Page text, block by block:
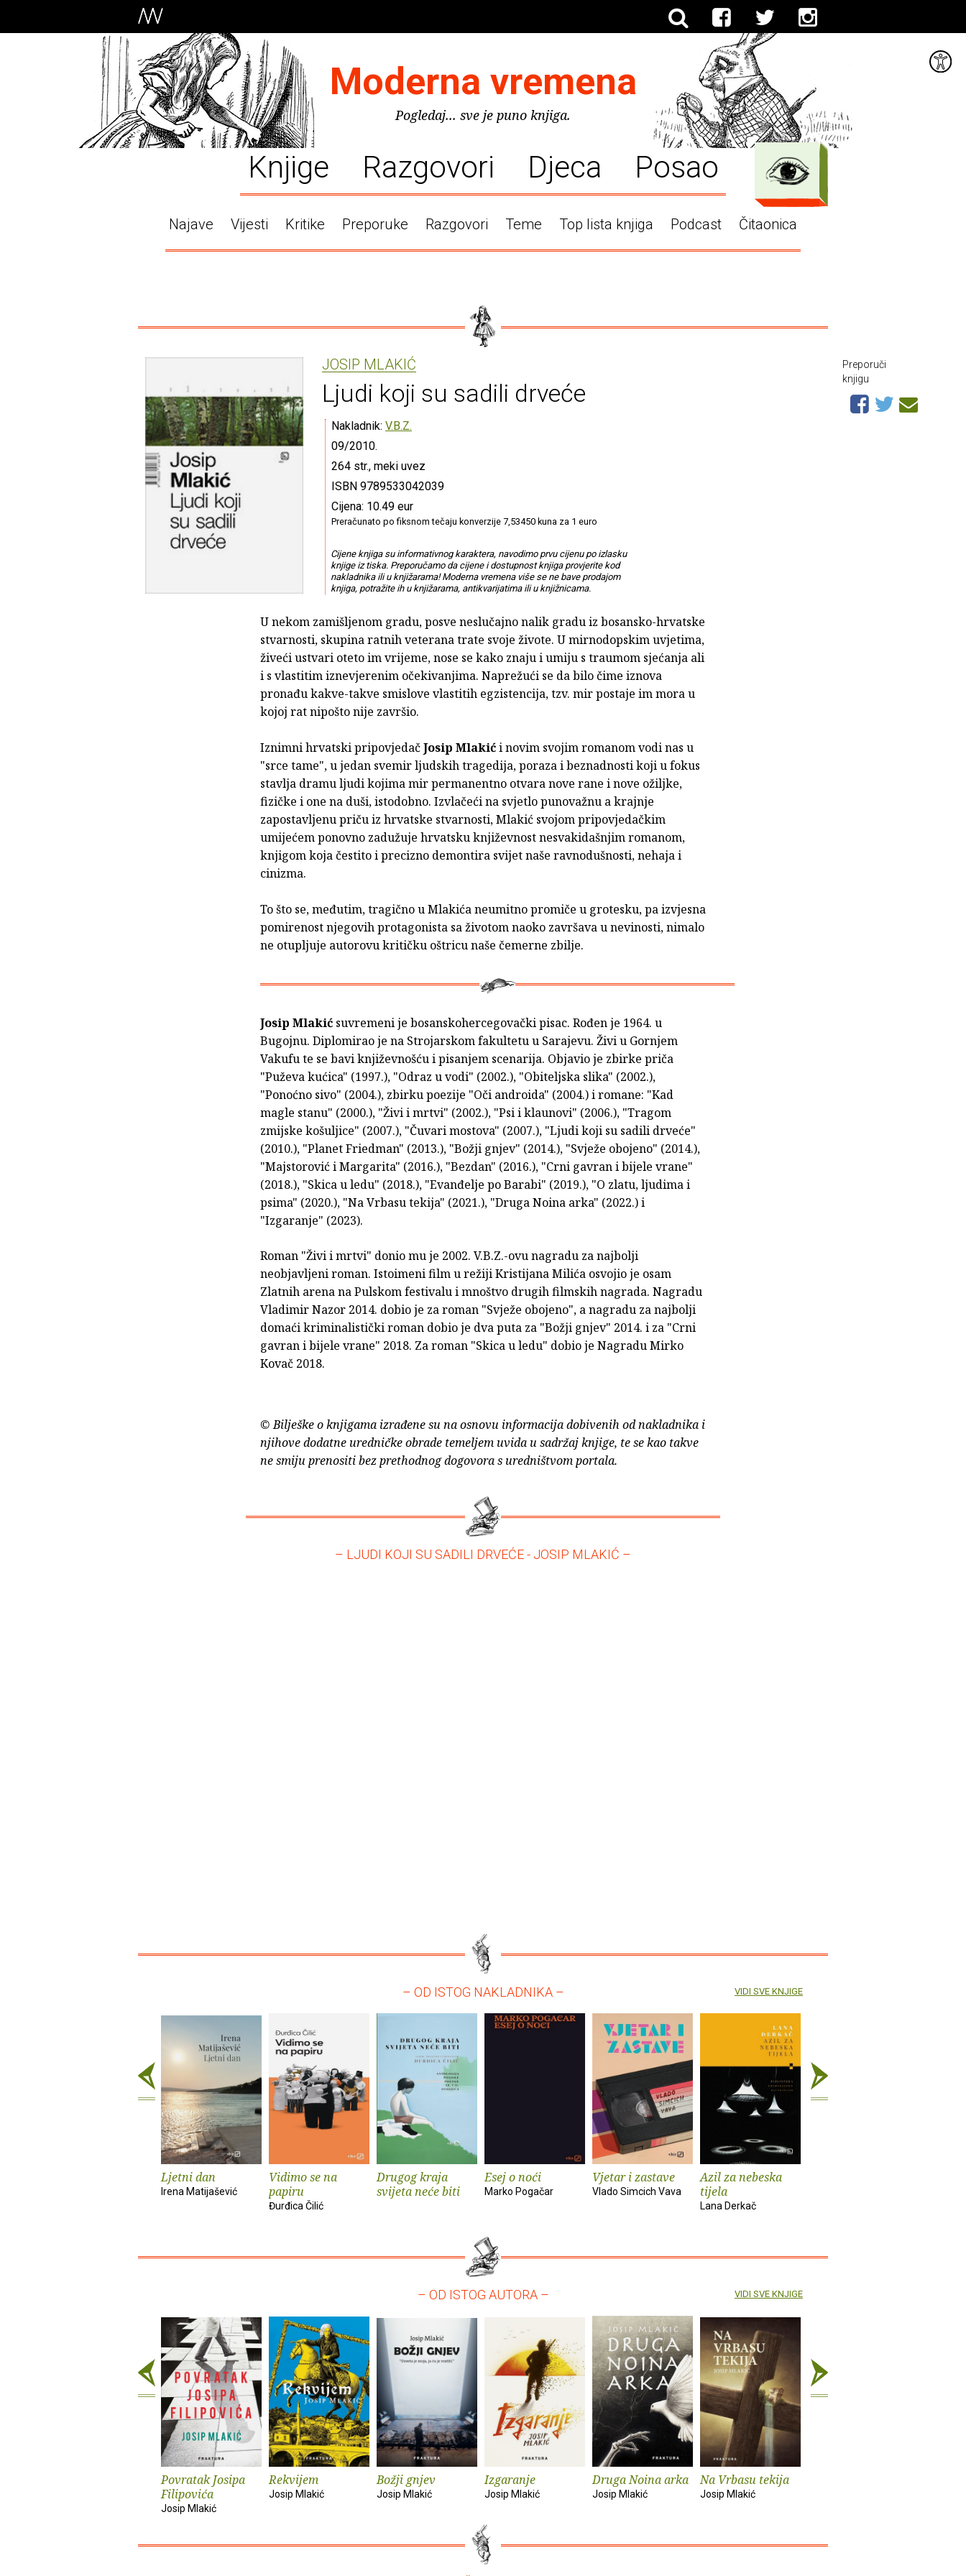
Moderna vremena
Pogledaj... sve je puno knjiga.
Knjige Razgovori Djeca Posao
Najave Vijesti Kritike Preporuke Razgovori Teme Top lista knjiga Podcast Čitaonica
JOSIP MLAKIĆ
Ljudi koji su sadili drveće
Nakladnik: V.B.Z.
09/2010.
264 str., meki uvez
ISBN 9789533042039
Cijena: 10.49 eur
Preračunato po fiksnom tečaju konverzije 7,53450 kuna za 1 euro
Cijene knjiga su informativnog karaktera, navodimo prvu cijenu po izlasku
knjige iz tiska. Preporučamo da cijene i dostupnost knjiga provjerite kod
nakladnika ili u knjižarama! Moderna vremena više se ne bave prodajom
knjiga, potražite ih u knjižarama, antikvarijatima ili u knjižnicama.
U nekom zamišljenom gradu, posve neslučajno nalik gradu iz bosansko-hrvatske
stvarnosti, skupina ratnih veterana trate svoje živote. U mirnodopskim uvjetima,
živeći ustvari oteto im vrijeme, nose se kako znaju i umiju s traumom sjećanja ali
i s vlastitim iznevjerenim očekivanjima. Naprežući se da bilo čime iznova
pronađu kakve-takve smislove vlastitih egzistencija, tzv. mir postaje im mora u
kojoj rat nipošto nije završio.
Iznimni hrvatski pripovjedačJosip Mlakići novim svojim romanom vodi nas u
"srce tame", u jedan svemir ljudskih tragedija, poraza i beznadnosti koji u fokus
stavlja dramu ljudi kojima mir permanentno otvara nove rane i nove ožiljke,
fizičke i one na duši, istodobno. Izvlačeći na svjetlo punovažnu a krajnje
zapostavljenu priču iz hrvatske stvarnosti, Mlakić svojom pripovjedačkim
umijećem ponovno zadužuje hrvatsku književnost nesvakidašnjim romanom,
knjigom koja čestito i precizno demontira svijet naše ravnodušnosti, nehaja i
cinizma.
To što se, međutim, tragično u Mlakića neumitno promiče u grotesku, pa izvjesna
pomirenost njegovih protagonista sa životom naoko završava u nevinosti, nimalo
ne otupljuje autorovu kritičku oštricu naše čemerne zbilje.
Josip Mlakić suvremeni je bosanskohercegovački pisac. Rođen je 1964. u
Bugojnu. Diplomirao je na Strojarskom fakultetu u Sarajevu. Živi u Gornjem
Vakufu te se bavi književnošću i pisanjem scenarija. Objavio je zbirke priča
"Puževa kućica" (1997.), "Odraz u vodi" (2002.), "Obiteljska slika" (2002.),
"Ponoćno sivo" (2004.), zbirku poezije "Oči androida" (2004.) i romane: "Kad
magle stanu" (2000.), "Živi i mrtvi" (2002.), "Psi i klaunovi" (2006.), "Tragom
zmijske košuljice" (2007.), "Čuvari mostova" (2007.), "Ljudi koji su sadili drveće"
(2010.), "Planet Friedman" (2013.), "Božji gnjev" (2014.), "Svježe obojeno" (2014.),
"Majstorović i Margarita" (2016.), "Bezdan" (2016.), "Crni gavran i bijele vrane"
(2018.), "Skica u ledu" (2018.), "Evanđelje po Barabi" (2019.), "O zlatu, ljudima i
psima" (2020.), "Na Vrbasu tekija" (2021.), "Druga Noina arka" (2022.) i
"Izgaranje" (2023).
Roman "Živi i mrtvi" donio mu je 2002. V.B.Z.-ovu nagradu za najbolji
neobjavljeni roman. Istoimeni film u režiji Kristijana Milića osvojio je osam
Zlatnih arena na Pulskom festivalu i mnoštvo drugih filmskih nagrada. Nagradu
Vladimir Nazor 2014. dobio je za roman "Svježe obojeno", a nagradu za najbolji
domaći kriminalistički roman dobio je dva puta za "Božji gnjev" 2014. i za "Crni
gavran i bijele vrane" 2018. Za roman "Skica u ledu" dobio je Nagradu Mirko
Kovač 2018.
© Bilješke o knjigama izrađene su na osnovu informacija dobivenih od nakladnika i
njihove dodatne uredničke obrade temeljem uvida u sadržaj knjige, te se kao takve
ne smiju prenositi bez prethodnog dogovora s uredništvom portala.
– LJUDI KOJI SU SADILI DRVEĆE - JOSIP MLAKIĆ –
Preporuči
knjigu
– OD ISTOG NAKLADNIKA –
Ljetni dan
Irena Matijašević
Vidimo se na
papiru
Đurđica Čilić
Drugog kraja
svijeta neće biti
Esej o noći
Marko Pogačar
Vjetar i zastave
Vlado Simcich Vava
Azil za nebeska
tijela
Lana Derkač
VIDI SVE KNJIGE
– OD ISTOG AUTORA –
Povratak Josipa
Filipovića
Josip Mlakić
Rekvijem
Josip Mlakić
Božji gnjev
Josip Mlakić
Izgaranje
Josip Mlakić
Druga Noina arka
Josip Mlakić
Na Vrbasu tekija
Josip Mlakić
VIDI SVE KNJIGE